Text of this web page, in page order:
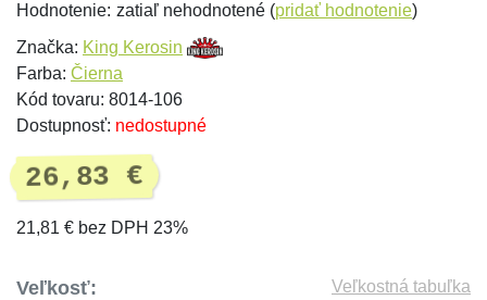
Hodnotenie: zatiaľ nehodnotené (pridať hodnotenie)
Značka: King Kerosin
Farba: Čierna
Kód tovaru: 8014-106
Dostupnosť: nedostupné
26,83 €
21,81 € bez DPH 23%
Veľkosť: Veľkostná tabuľka